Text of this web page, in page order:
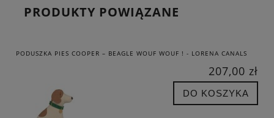
PRODUKTY POWIĄZANE
PODUSZKA PIES COOPER – BEAGLE WOUF WOUF ! - LORENA CANALS
207,00 zł
DO KOSZYKA